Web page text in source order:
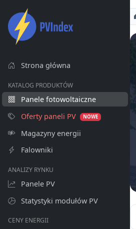
Strona główna
KATALOG PRODUKTÓW
Panele fotowoltaiczne
Oferty paneli PV
NOWE
Magazyny energii
Falowniki
ANALIZY RYNKU
Panele PV
Statystyki modułów PV
CENY ENERGII